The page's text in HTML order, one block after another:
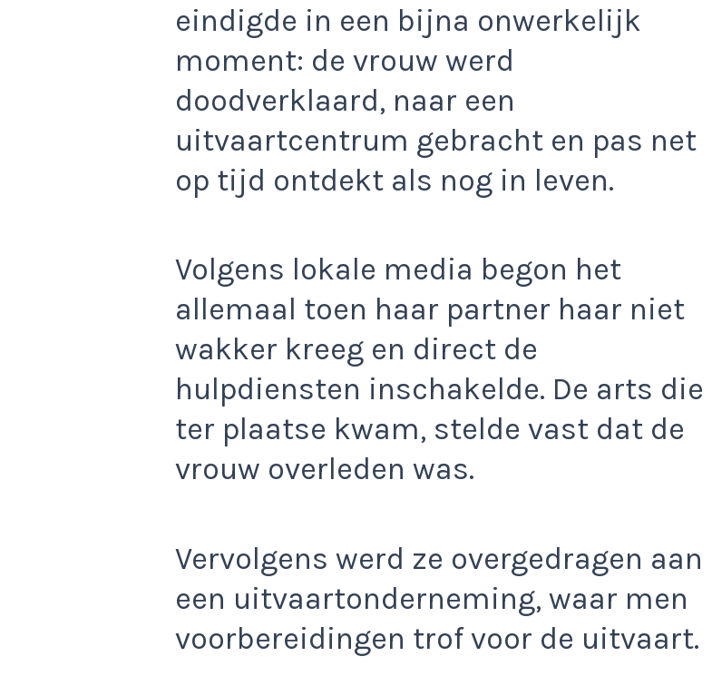
eindigde in een bijna onwerkelijk
moment: de vrouw werd
doodverklaard, naar een
uitvaartcentrum gebracht en pas net
op tijd ontdekt als nog in leven.
Volgens lokale media begon het
allemaal toen haar partner haar niet
wakker kreeg en direct de
hulpdiensten inschakelde. De arts die
ter plaatse kwam, stelde vast dat de
vrouw overleden was.
Vervolgens werd ze overgedragen aan
een uitvaartonderneming, waar men
voorbereidingen trof voor de uitvaart.